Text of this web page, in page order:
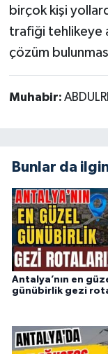
birçok kişi
trafiği tehlikeye
çözüm
Muhabir:
Bunlar da
Antalya’nın en
günübirlik gezi